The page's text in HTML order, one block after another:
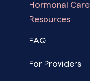
Hormonal Care
Resources
FAQ
For Providers